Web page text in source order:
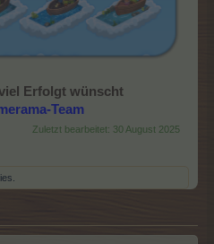
Erfolgt wünscht
Team
Zuletzt bearbeitet: 30 August 2025